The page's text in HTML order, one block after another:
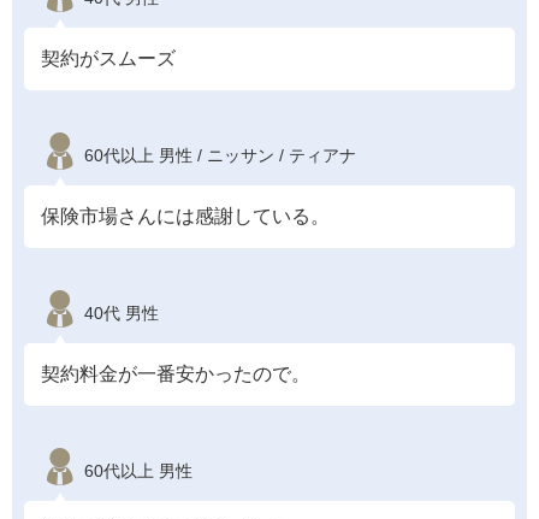
契約がスムーズ
60代以上 男性 / ニッサン / ティアナ
保険市場さんには感謝している。
40代 男性
契約料金が一番安かったので。
60代以上 男性